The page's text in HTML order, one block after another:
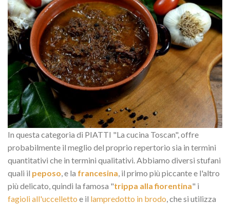
In questa categoria di PIATTI "La cucina Toscan", offre
probabilmente il meglio del proprio repertorio sia in termini
quantitativi che in termini qualitativi. Abbiamo diversi stufani
quali il peposo, e la francesina, il primo più piccante e l'altro
più delicato, quindi la famosa "trippa alla fiorentina" i
fagioli all'uccelletto e il lampredotto in brodo, che si utilizza